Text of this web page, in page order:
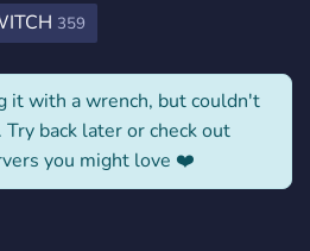
359
it with a wrench, but couldn't
back later or check out
you might love ❤️